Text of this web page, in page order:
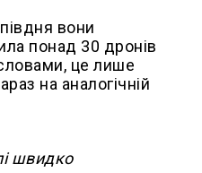
вони
понад 30 дронів
це лише
на аналогічній
швидко